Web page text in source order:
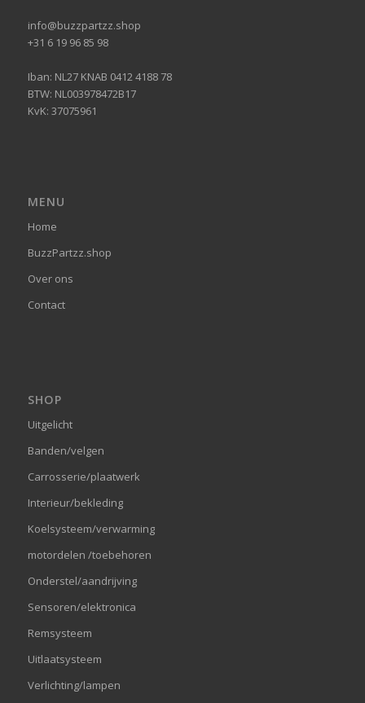
info@buzzpartzz.shop
+31 6 19 96 85 98
Iban: NL27 KNAB 0412 4188 78
BTW: NL003978472B17
KvK: 37075961
MENU
Home
BuzzPartzz.shop
Over ons
Contact
SHOP
Uitgelicht
Banden/velgen
Carrosserie/plaatwerk
Interieur/bekleding
Koelsysteem/verwarming
motordelen /toebehoren
Onderstel/aandrijving
Sensoren/elektronica
Remsysteem
Uitlaatsysteem
Verlichting/lampen